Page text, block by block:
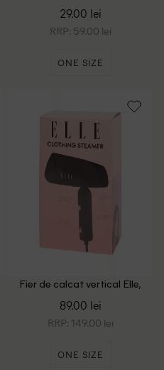
29.00 lei
RRP: 59.00 lei
ONE SIZE
Fier de calcat vertical Elle,
89.00 lei
RRP: 149.00 lei
ONE SIZE